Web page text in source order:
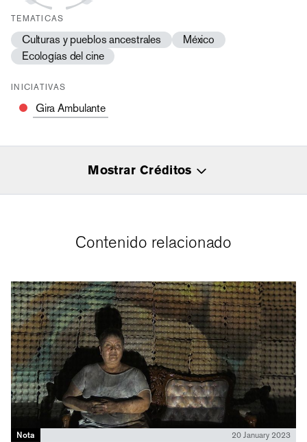
TEMATICAS
Culturas y pueblos ancestrales
México
Ecologías del cine
INICIATIVAS
Gira Ambulante
Mostrar Créditos
Contenido relacionado
Nota 20 January 2023